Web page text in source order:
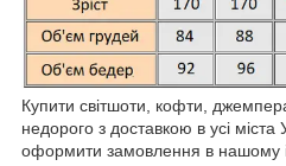
Купити світшоти, кофти,
недорого з доставкою в усі
оформити замовлення в нашому